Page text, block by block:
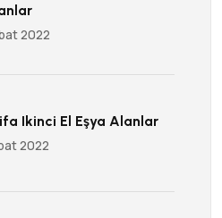
2022
Ikinci El Eşya Alanlar
2022